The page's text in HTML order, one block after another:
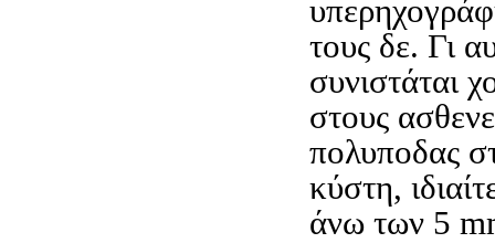
τους δε. Γι
συνιστάται
στους
πολυποδας
κύστη,
άνω των 5